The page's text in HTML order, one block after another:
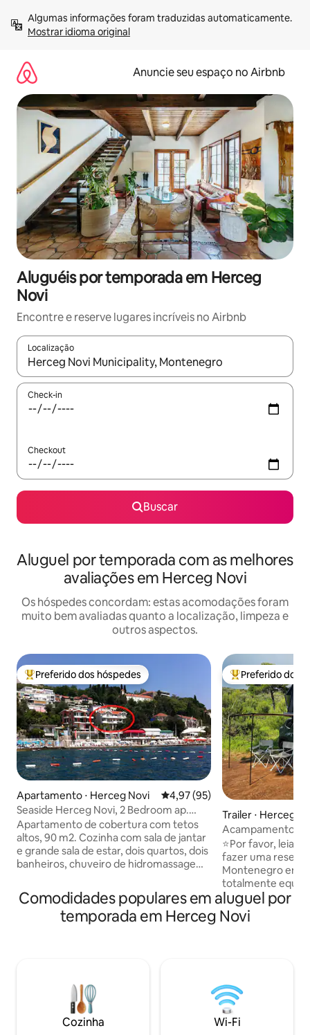
para
Mostrar idioma original
Anuncie seu espaço no Airbnb
Aluguéis por temporada em Herceg
Novi
Encontre e reserve lugares incríveis no Airbnb
Localização
Quando os resultados estiverem disponíveis, explore-os
Check-in
Checkout
Buscar
Aluguel por temporada com as melhores
avaliações em Herceg Novi
Os hóspedes concordam: estas acomodações foram
muito bem avaliadas quanto a localização, limpeza e
outros aspectos.
Entre os melhores preferidos dos hóspedes
Preferido dos hóspedes
Apartamento ⋅ Herceg Novi 4,97 de uma avaliação média
4,97 (95)
Seaside Herceg Novi, 2 Bedroom ap.
West
Apartamento de cobertura com tetos
altos, 90 m2. Cozinha com sala de jantar
e grande sala de estar, dois quartos, dois
banheiros, chuveiro de hidromassagem,
Uma cama king size no quarto principal,
duas camas de solteiro no quarto de
dormir e um sofá-cama na sala de estar.
condicionado. Quatro estrelas pelo
Ministério do Desenvolvimento
Sustentável e Turismo. O apartamento
NÃO é acessível de carro, porque a casa
Entre os
Preferido dos
Trailer ⋅ Herceg
Acampamento
um 4x4 em
⭐️Por favor, leia a
fazer uma reserva. ⭐️
Montenegro em
totalmente
cobertura! Durma
acorde com vista
mar e vá aonde
viajante
aventura,
maneira única de
selvagem de
Comodidades populares em aluguel por
temporada em Herceg Novi
Cozinha Wi-Fi